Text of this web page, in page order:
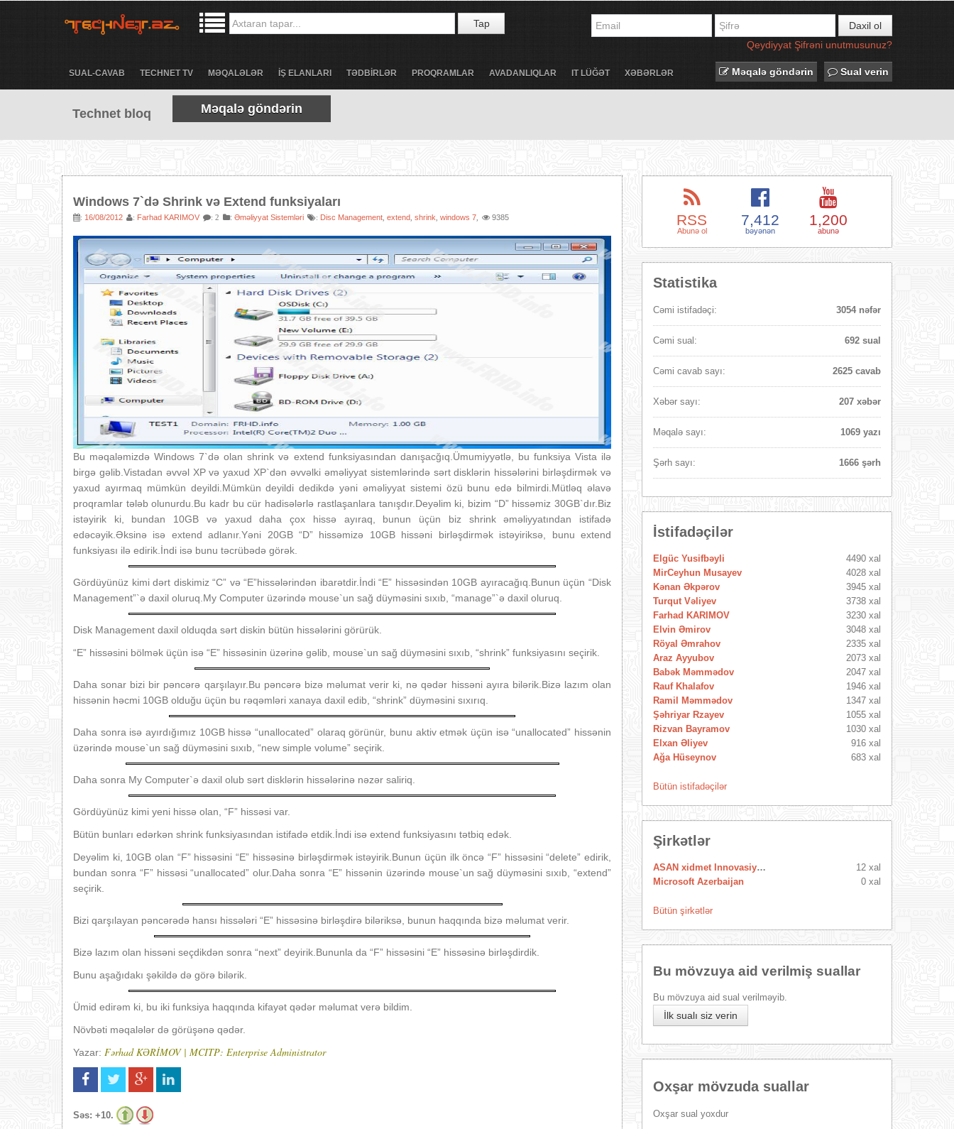
Tap
Daxil ol
Qeydiyyat Şifrəni unutmusunuz?
SUAL-CAVAB TECHNET TV MƏQALƏLƏR İŞ ELANLARI TƏDBİRLƏR PROQRAMLAR AVADANLIQLAR IT LÜĞƏT XƏBƏRLƏR Məqalə göndərin Sual verin
Technet bloq Məqalə göndərin
Windows 7`də Shrink və Extend funksiyaları
: 16/08/2012 : Farhad KARIMOV : 2 : Əməliyyat Sistemləri : Disc Management extend shrink windows 7 9385
Bu məqaləmizdə Windows 7`də olan shrink və extend funksiyasından danışacğıq.Ümumiyyətlə, bu funksiya Vista ilə
birgə gəlib.Vistadan əvvəl XP və yaxud XP`dən əvvəlki əməliyyat sistemlərində sərt disklərin hissələrini birləşdirmək və
yaxud ayırmaq mümkün deyildi.Mümkün deyildi dedikdə yəni əməliyyat sistemi özü bunu edə bilmirdi.Mütləq əlavə
proqramlar tələb olunurdu.Bu kadr bu cür hadisələrlə rastlaşanlara tanışdır.Deyəlim ki, bizim “D” hissəmiz 30GB`dır.Biz
istəyirik ki, bundan 10GB və yaxud daha çox hissə ayıraq, bunun üçün biz shrink əməliyyatından istifadə
edəcəyik.Əksinə isə extend adlanır.Yəni 20GB “D” hissəmizə 10GB hissəni birləşdirmək istəyiriksə, bunu extend
funksiyası ilə edirik.İndi isə bunu təcrübədə görək.
Gördüyünüz kimi dərt diskimiz “C” və “E”hissələrindən ibarətdir.İndi “E” hissəsindən 10GB ayıracağıq.Bunun üçün “Disk
Management”`ə daxil oluruq.My Computer üzərində mouse`un sağ düyməsini sıxıb, “manage”`ə daxil oluruq.
Disk Management daxil olduqda sərt diskin bütün hissələrini görürük.
“E” hissəsini bölmək üçün isə “E” hissəsinin üzərinə gəlib, mouse`un sağ düyməsini sıxıb, “shrink” funksiyasını seçirik.
Daha sonar bizi bir pəncərə qarşılayır.Bu pəncərə bizə məlumat verir ki, nə qədər hissəni ayıra bilərik.Bizə lazım olan
hissənin həcmi 10GB olduğu üçün bu rəqəmləri xanaya daxil edib, “shrink” düyməsini sıxırıq.
Daha sonra isə ayırdığımız 10GB hissə “unallocated” olaraq görünür, bunu aktiv etmək üçün isə “unallocated” hissənin
üzərində mouse`un sağ düyməsini sıxıb, “new simple volume” seçirik.
Daha sonra My Computer`ə daxil olub sərt disklərin hissələrinə nəzər saliriq.
Gördüyünüz kimi yeni hissə olan, “F” hissəsi var.
Bütün bunları edərkən shrink funksiyasından istifadə etdik.İndi isə extend funksiyasını tətbiq edək.
Deyəlim ki, 10GB olan “F” hissəsini “E” hissəsinə birləşdirmək istəyirik.Bunun üçün ilk öncə “F” hissəsini “delete” edirik,
bundan sonra “F” hissəsi “unallocated” olur.Daha sonra “E” hissənin üzərində mouse`un sağ düyməsini sıxıb, “extend”
seçirik.
Bizi qarşılayan pəncərədə hansı hissələri “E” hissəsinə birləşdirə biləriksə, bunun haqqında bizə məlumat verir.
Bizə lazım olan hissəni seçdikdən sonra “next” deyirik.Bununla da “F” hissəsini “E” hissəsinə birləşdirdik.
Bunu aşağıdakı şəkildə də görə bilərik.
Ümid edirəm ki, bu iki funksiya haqqında kifayət qədər məlumat verə bildim.
Növbəti məqalələr də görüşənə qədər.
Yazar: Fərhad KƏRİMOV | MCITP: Enterprise Administrator
Səs: +10.
RSS
Abunə ol
7,412
bəyənən
1,200
abunə
Statistika
Cəmi istifadəçi: 3054 nəfər
Cəmi sual: 692 sual
Cəmi cavab sayı: 2625 cavab
Xəbər sayı: 207 xəbər
Məqalə sayı: 1069 yazı
Şərh sayı: 1666 şərh
İstifadəçilər
Elgüc Yusifbəyli
4490 xal
MirCeyhun Musayev
4028 xal
Kənan Əkpərov
3945 xal
Turqut Vəliyev
3738 xal
Farhad KARIMOV
3230 xal
Elvin Əmirov
3048 xal
Röyal Əmrahov
2335 xal
Araz Ayyubov
2073 xal
Babək Məmmədov
2047 xal
Rauf Khalafov
1946 xal
Ramil Məmmədov
1347 xal
Şəhriyar Rzayev
1055 xal
Rizvan Bayramov
1030 xal
Elxan Əliyev
916 xal
Ağa Hüseynov
683 xal
Bütün istifadəçilər
Şirkətlər
ASAN xidmet Innovasiya Mərkəzi
12 xal
Microsoft Azerbaijan
0 xal
Bütün şirkətlər
Bu mövzuya aid verilmiş suallar
Bu mövzuya aid sual verilməyib.
İlk sualı siz verin
Oxşar mövzuda suallar
Oxşar sual yoxdur